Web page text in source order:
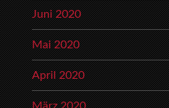
Juni 2020
Mai 2020
April 2020